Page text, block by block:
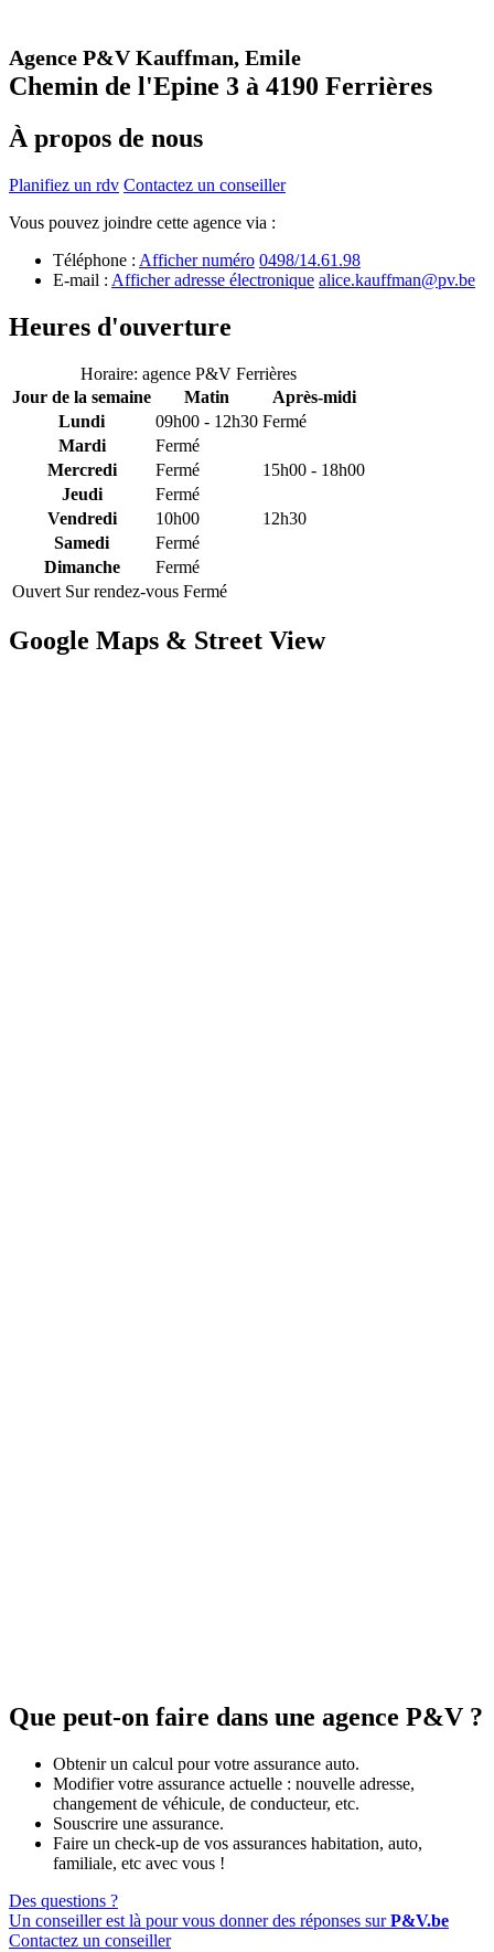
Agence P&V Kauffman, Emile
Chemin de l'Epine 3 à 4190 Ferrières
À propos de nous
Planifiez un rdv Contactez un conseiller
Vous pouvez joindre cette agence via :
Téléphone : Afficher numéro 0498/14.61.98
E-mail : Afficher adresse électronique alice.kauffman@pv.be
Heures d'ouverture
Horaire: agence P&V Ferrières
Jour de la semaine
Matin
Après-midi
Lundi
09h00 - 12h30 Fermé
Mardi
Fermé
Mercredi
Fermé
15h00 - 18h00
Jeudi
Fermé
Vendredi
10h00
12h30
Samedi
Fermé
Dimanche
Fermé
Ouvert Sur rendez-vous Fermé
Google Maps & Street View
Que peut-on faire dans une agence P&V ?
Obtenir un calcul pour votre assurance auto.
Modifier votre assurance actuelle : nouvelle adresse,
changement de véhicule, de conducteur, etc.
Souscrire une assurance.
Faire un check-up de vos assurances habitation, auto,
familiale, etc avec vous !
Des questions ?
Un conseiller est là pour vous donner des réponses surP&V.be
Contactez un conseiller